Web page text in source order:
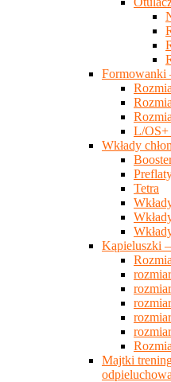
Formowanki
L/OS+
Wkłady
Tetra
Kąpieluszki
Majtki